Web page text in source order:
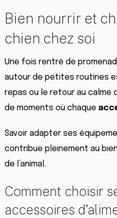
Bien nourrir et
chien chez soi
Une fois rentré de
autour de petites routines
repas ou le retour au calme
de moments où chaque
Savoir adapter ses
contribue pleinement au
de l’animal.
Comment choisir
accessoires